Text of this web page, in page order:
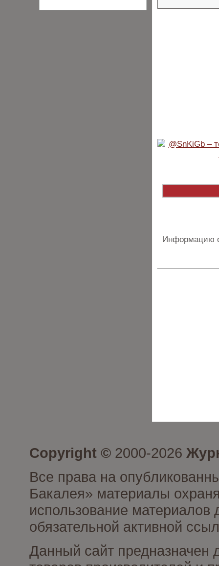
Информацию
Copyright © 2000-2026
Все права на
Бакалея» материалы
использование материалов
обязательной активной
Данный сайт предназначен